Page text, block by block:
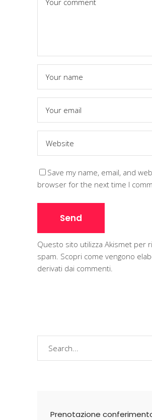
Save my name, email, and
browser for the next time I
Questo sito utilizza Akismet per
spam. Scopri come vengono
derivati dai commenti.
Prenotazione